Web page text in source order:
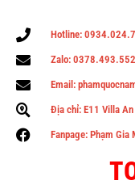
Hotline:
Zalo: 0378.493.552
Email:
Địa chỉ: E11 Villa
Fanpage: Phạm Gia